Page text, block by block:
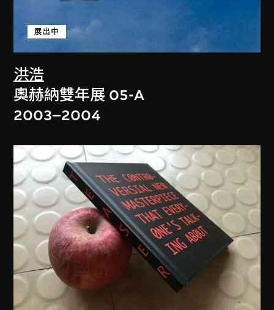
洪浩
展出中
奧赫納雙年展 05-A
2003–2004